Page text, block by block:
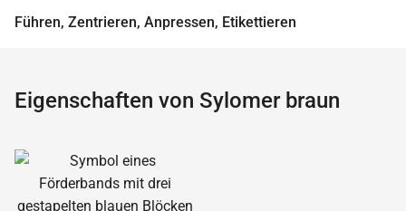
Führen, Zentrieren, Anpressen, Etikettieren
Eigenschaften von Sylomer braun